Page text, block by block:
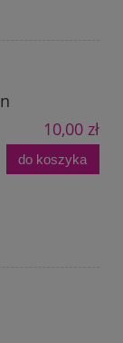
10,00 zł
do koszyka